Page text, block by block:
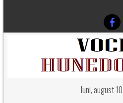
luni, august